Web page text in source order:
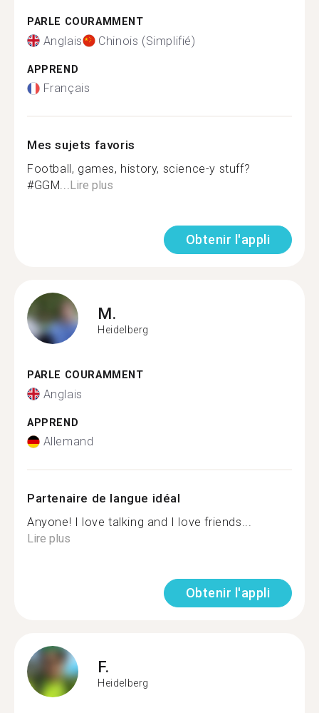
PARLE COURAMMENT
Anglais Chinois (Simplifié)
APPREND
Français
Mes sujets favoris
Football, games, history, science-y stuff?
#GGM...Lire plus
Obtenir l'appli
M.
Heidelberg
PARLE COURAMMENT
Anglais
APPREND
Allemand
Partenaire de langue idéal
Anyone! I love talking and I love friends...
Lire plus
Obtenir l'appli
F.
Heidelberg